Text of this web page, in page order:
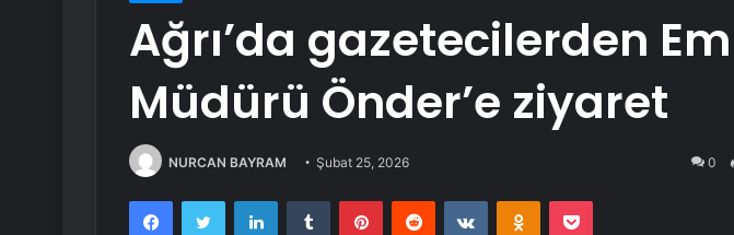
Ağrı’da gazetecilerden
Müdürü Önder’e ziyaret
NURCAN BAYRAM Şubat 25, 2026 0
FacebookTwitter LinkedInTumblr PinterestReddit VKontakteOdnoklassniki
Pocket